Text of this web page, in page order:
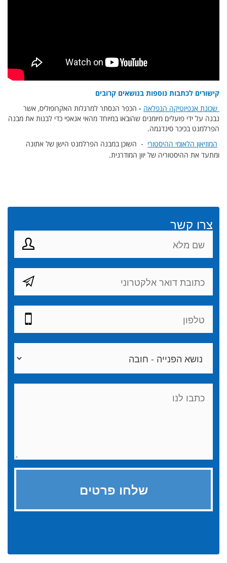
קישורים לכתבות נוספות בנושאים קרובים
שכונת אנפיוטיקה הנפלאה - הכפר הנסתר למרגלות האקרופוליס, אשר
נבנה על ידי פועלים מיומנים שהובאו במיוחד מהאי אנאפי כדי לבנות את מבנה
הפרלמנט בכיכר סינדגמה.
המוזיאון הלאומי ההיסטורי - השוכן במבנה הפרלמנט הישן של אתונה
ומתעד את ההיסטוריה של יוון המודרנית.